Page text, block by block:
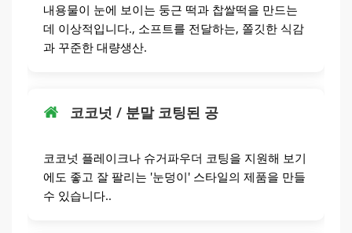
내용물이 눈에 보이는 둥근 떡과 찹쌀떡을 만드는
데 이상적입니다., 소프트를 전달하는, 쫄깃한 식감
과 꾸준한 대량생산.
코코넛 / 분말 코팅된 공
코코넛 플레이크나 슈거파우더 코팅을 지원해 보기
에도 좋고 잘 팔리는 '눈덩이' 스타일의 제품을 만들
수 있습니다..